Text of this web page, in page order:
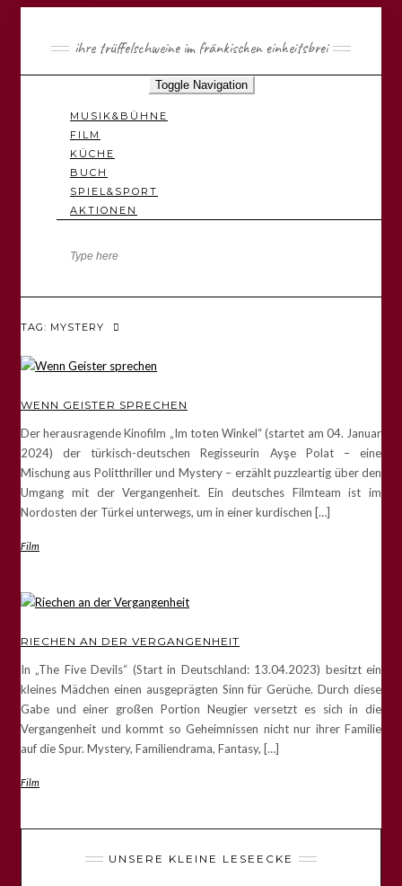
ihre trüffelschweine im fränkischen einheitsbrei
Toggle Navigation
MUSIK&BÜHNE
FILM
KÜCHE
BUCH
SPIEL&SPORT
AKTIONEN
TAG: MYSTERY
WENN GEISTER SPRECHEN
Der herausragende Kinofilm „Im toten Winkel“ (startet am 04. Januar
2024) der türkisch-deutschen Regisseurin Ayşe Polat – eine
Mischung aus Politthriller und Mystery – erzählt puzzleartig über den
Umgang mit der Vergangenheit. Ein deutsches Filmteam ist im
Nordosten der Türkei unterwegs, um in einer kurdischen […]
Film
RIECHEN AN DER VERGANGENHEIT
In „The Five Devils“ (Start in Deutschland: 13.04.2023) besitzt ein
kleines Mädchen einen ausgeprägten Sinn für Gerüche. Durch diese
Gabe und einer großen Portion Neugier versetzt es sich in die
Vergangenheit und kommt so Geheimnissen nicht nur ihrer Familie
auf die Spur. Mystery, Familiendrama, Fantasy, […]
Film
UNSERE KLEINE LESEECKE